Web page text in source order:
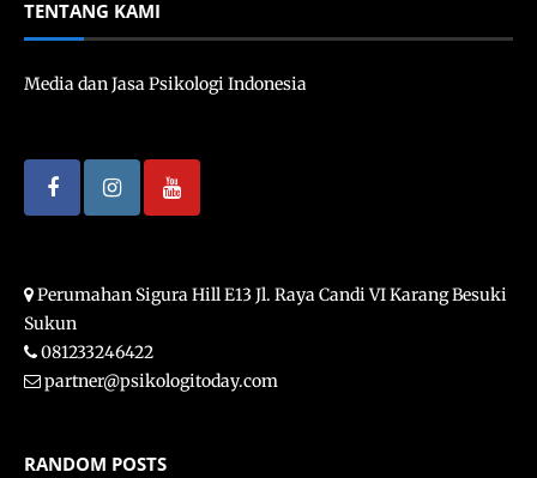
TENTANG KAMI
Media dan Jasa Psikologi Indonesia
Perumahan Sigura Hill E13 Jl. Raya Candi VI Karang Besuki
Sukun
081233246422
partner@psikologitoday.com
RANDOM POSTS